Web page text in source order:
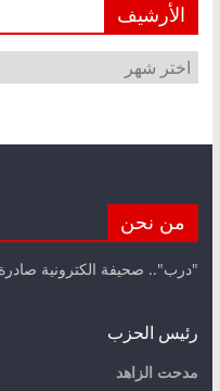
الأرشيف
الأرشيف
من نحن
"درب".. صحيفة الكترونية
رئيس الحزب
مدحت الزاهد